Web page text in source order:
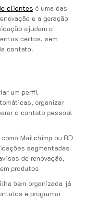
clientes é uma das
e a geração
ajudam o
certos, sem
contato.
um perfil
organizar
o contato pessoal
Mailchimp ou RD
segmentadas
de renovação,
produtos
bem organizada já
e programar